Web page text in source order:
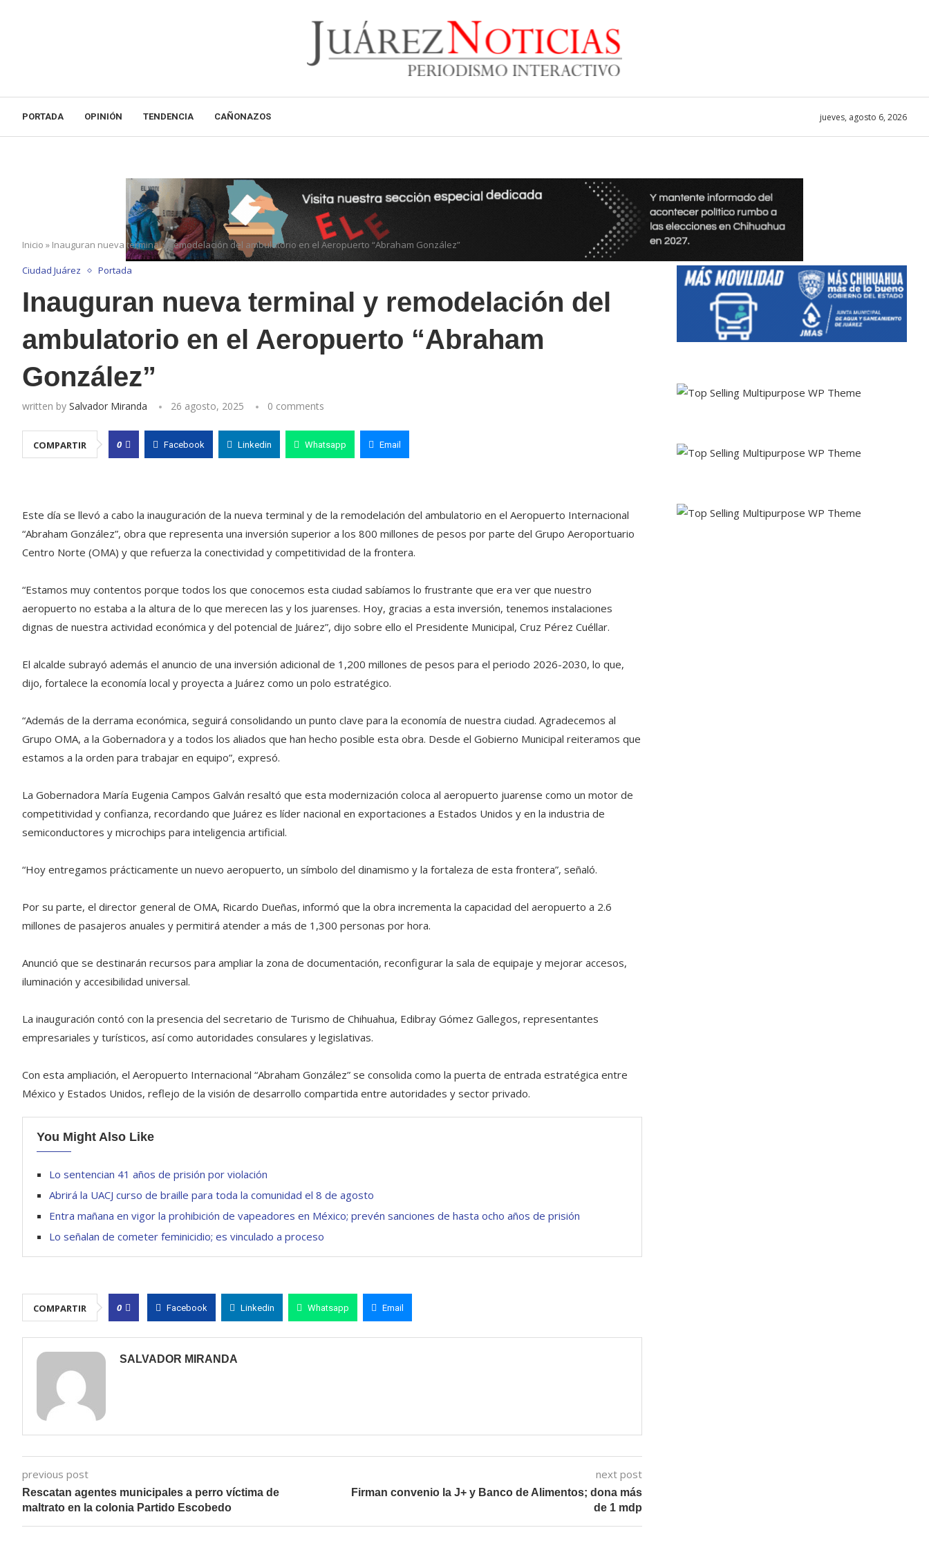
PORTADA OPINIÓN TENDENCIA CAÑONAZOS jueves, agosto 6, 2026
Inicio » Inauguran nueva terminal y remodelación del ambulatorio en el Aeropuerto “Abraham González”
Ciudad Juárez Portada
Inauguran nueva terminal y remodelación del
ambulatorio en el Aeropuerto “Abraham
González”
written by Salvador Miranda 26 agosto, 2025 0 comments
COMPARTIR 0 Facebook Linkedin Whatsapp Email
Este día se llevó a cabo la inauguración de la nueva terminal y de la remodelación del ambulatorio en el Aeropuerto Internacional
“Abraham González”, obra que representa una inversión superior a los 800 millones de pesos por parte del Grupo Aeroportuario
Centro Norte (OMA) y que refuerza la conectividad y competitividad de la frontera.
“Estamos muy contentos porque todos los que conocemos esta ciudad sabíamos lo frustrante que era ver que nuestro
aeropuerto no estaba a la altura de lo que merecen las y los juarenses. Hoy, gracias a esta inversión, tenemos instalaciones
dignas de nuestra actividad económica y del potencial de Juárez”, dijo sobre ello el Presidente Municipal, Cruz Pérez Cuéllar.
El alcalde subrayó además el anuncio de una inversión adicional de 1,200 millones de pesos para el periodo 2026-2030, lo que,
dijo, fortalece la economía local y proyecta a Juárez como un polo estratégico.
“Además de la derrama económica, seguirá consolidando un punto clave para la economía de nuestra ciudad. Agradecemos al
Grupo OMA, a la Gobernadora y a todos los aliados que han hecho posible esta obra. Desde el Gobierno Municipal reiteramos que
estamos a la orden para trabajar en equipo”, expresó.
La Gobernadora María Eugenia Campos Galván resaltó que esta modernización coloca al aeropuerto juarense como un motor de
competitividad y confianza, recordando que Juárez es líder nacional en exportaciones a Estados Unidos y en la industria de
semiconductores y microchips para inteligencia artificial.
“Hoy entregamos prácticamente un nuevo aeropuerto, un símbolo del dinamismo y la fortaleza de esta frontera”, señaló.
Por su parte, el director general de OMA, Ricardo Dueñas, informó que la obra incrementa la capacidad del aeropuerto a 2.6
millones de pasajeros anuales y permitirá atender a más de 1,300 personas por hora.
Anunció que se destinarán recursos para ampliar la zona de documentación, reconfigurar la sala de equipaje y mejorar accesos,
iluminación y accesibilidad universal.
La inauguración contó con la presencia del secretario de Turismo de Chihuahua, Edibray Gómez Gallegos, representantes
empresariales y turísticos, así como autoridades consulares y legislativas.
Con esta ampliación, el Aeropuerto Internacional “Abraham González” se consolida como la puerta de entrada estratégica entre
México y Estados Unidos, reflejo de la visión de desarrollo compartida entre autoridades y sector privado.
You Might Also Like
Lo sentencian 41 años de prisión por violación
Abrirá la UACJ curso de braille para toda la comunidad el 8 de agosto
Entra mañana en vigor la prohibición de vapeadores en México; prevén sanciones de hasta ocho años de prisión
Lo señalan de cometer feminicidio; es vinculado a proceso
COMPARTIR 0 Facebook Linkedin Whatsapp Email
SALVADOR MIRANDA
previous post
Rescatan agentes municipales a perro víctima de
maltrato en la colonia Partido Escobedo
next post
Firman convenio la J+ y Banco de Alimentos; dona más
de 1 mdp